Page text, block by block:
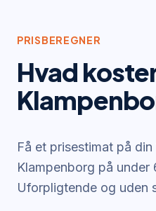
PRISBEREGNER
Hvad
Få et prisestimat på
Klampenborg på under
Uforpligtende og uden